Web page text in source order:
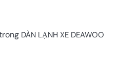
DÀN LẠNH XE DEAWOO